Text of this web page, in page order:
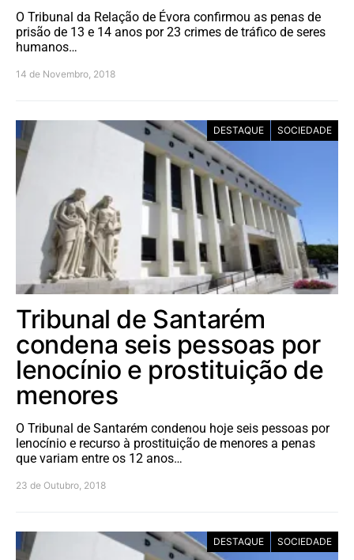
O Tribunal da Relação de Évora confirmou as penas de
prisão de 13 e 14 anos por 23 crimes de tráfico de seres
humanos…
14 de Novembro, 2018
DESTAQUE SOCIEDADE
Tribunal de Santarém
condena seis pessoas por
lenocínio e prostituição de
menores
O Tribunal de Santarém condenou hoje seis pessoas por
lenocínio e recurso à prostituição de menores a penas
que variam entre os 12 anos…
23 de Outubro, 2018
DESTAQUE SOCIEDADE